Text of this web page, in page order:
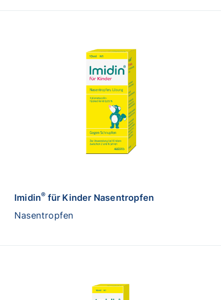
Imidin® für Kinder Nasentropfen
Nasentropfen